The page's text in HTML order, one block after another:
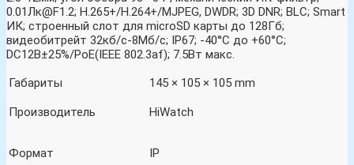
0.01Лк@F1.2; H.265+/H.264+/MJPEG, DWDR; 3D DNR; BLC; Smart
ИК; строенный слот для microSD карты до 128Гб;
видеобитрейт 32кб/с-8Мб/с; IP67; -40°C до +60°C;
DC12В±25%/PoE(IEEE 802.3af); 7.5Вт макс.
Габариты
145 × 105 × 105 mm
Производитель HiWatch
Формат IP